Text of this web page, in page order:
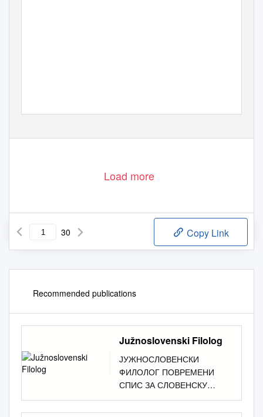
Load more
30 Copy Link
Recommended publications
Južnoslovenski Filolog
ЈУЖНОСЛОВЕНСКИ
ФИЛОЛОГ ПОВРЕМЕНИ
СПИС ЗА СЛОВЕНСКУ
ФИЛОЛОГИЈУ И
ЛИНГВИСТИКУ УРЕЂУЈЕ А.